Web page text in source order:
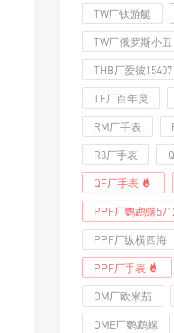
TW厂钛游艇
TW厂俄罗斯小丑
THB厂爱彼15407
TF厂百年灵
RM厂手表
R8厂手表
QF厂手表
PPF厂鹦鹉螺
PPF厂纵横四海
PPF厂手表
OM厂欧米茄
OME厂鹦鹉螺